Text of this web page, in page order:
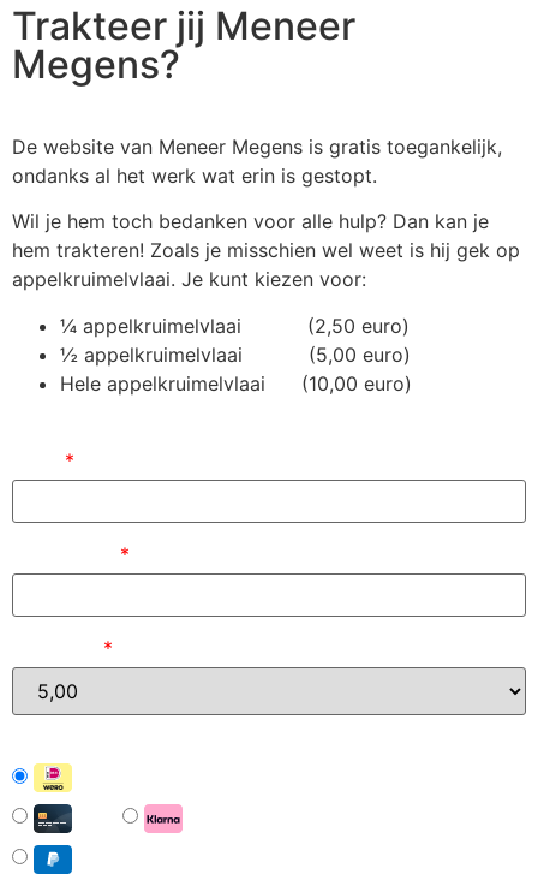
Trakteer jij Meneer
Megens?
De website van Meneer Megens is gratis toegankelijk,
ondanks al het werk wat erin is gestopt.
Wil je hem toch bedanken voor alle hulp? Dan kan je
hem trakteren! Zoals je misschien wel weet is hij gek op
appelkruimelvlaai. Je kunt kiezen voor:
¼ appelkruimelvlaai (2,50 euro)
½ appelkruimelvlaai (5,00 euro)
Hele appelkruimelvlaai (10,00 euro)
*
*
*